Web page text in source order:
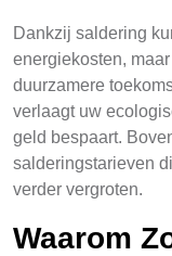
Dankzij saldering
energiekosten,
duurzamere
verlaagt uw
geld bespaart.
salderingstarieven
verder vergroten.
Waarom